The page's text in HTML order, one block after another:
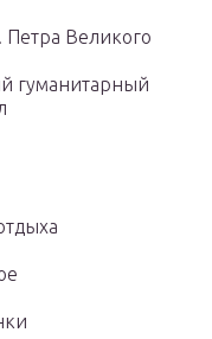
Великого
гуманитарный